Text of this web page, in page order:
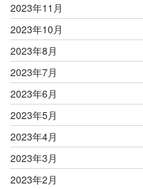
2023年11月
2023年10月
2023年8月
2023年7月
2023年6月
2023年5月
2023年4月
2023年3月
2023年2月